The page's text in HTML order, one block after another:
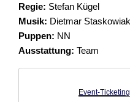
Regie: Stefan Kügel
Musik: Dietmar Staskowiak
Puppen: NN
Ausstattung: Team
Event-